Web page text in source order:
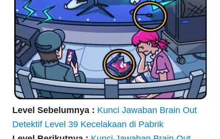
Level Sebelumnya : Kunci Jawaban Brain Out
Detektif Level 39 Kecelakaan di Pabrik